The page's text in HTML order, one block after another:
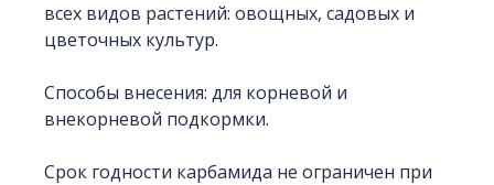
всех видов растений: овощных, садовых и
цветочных культур.
Способы внесения: для корневой и
внекорневой подкормки.
Срок годности карбамида не ограничен при